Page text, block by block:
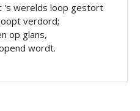
's werelds loop gestort
verdord;
op glans,
wordt.